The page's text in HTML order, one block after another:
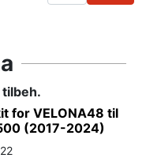
for VELONA48 til
(2017-2024)